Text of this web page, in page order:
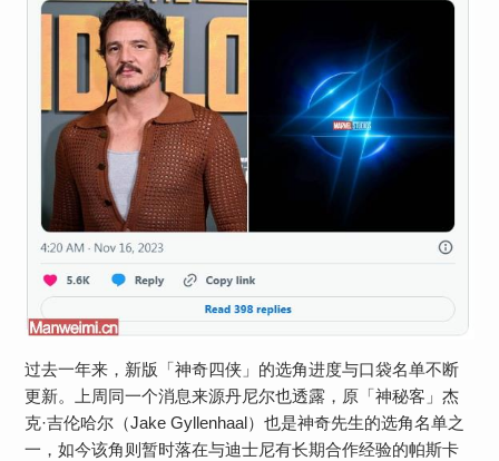
过去一年来，新版「神奇四侠」的选角进度与口袋名单不断
更新。上周同一个消息来源丹尼尔也透露，原「神秘客」杰
克·吉伦哈尔（Jake Gyllenhaal）也是神奇先生的选角名单之
一，如今该角则暂时落在与迪士尼有长期合作经验的帕斯卡